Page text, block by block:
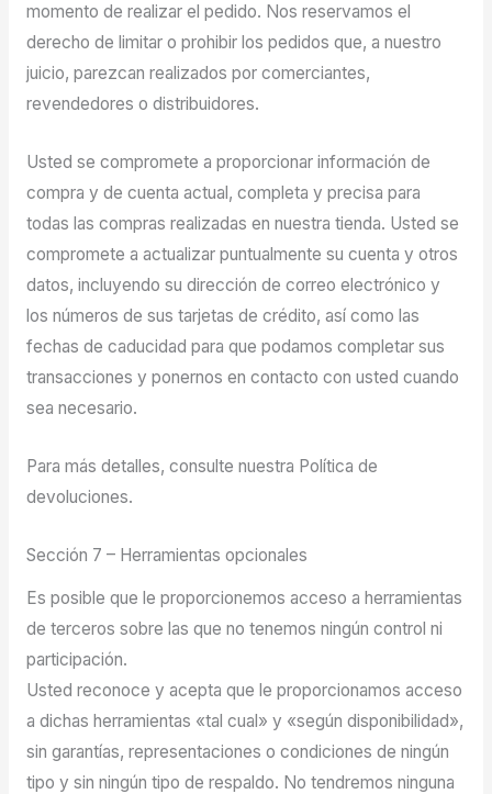
momento de realizar el pedido. Nos reservamos el
derecho de limitar o prohibir los pedidos que, a nuestro
juicio, parezcan realizados por comerciantes,
revendedores o distribuidores.
Usted se compromete a proporcionar información de
compra y de cuenta actual, completa y precisa para
todas las compras realizadas en nuestra tienda. Usted se
compromete a actualizar puntualmente su cuenta y otros
datos, incluyendo su dirección de correo electrónico y
los números de sus tarjetas de crédito, así como las
fechas de caducidad para que podamos completar sus
transacciones y ponernos en contacto con usted cuando
sea necesario.
Para más detalles, consulte nuestra Política de
devoluciones.
Sección 7 – Herramientas opcionales
Es posible que le proporcionemos acceso a herramientas
de terceros sobre las que no tenemos ningún control ni
participación.
Usted reconoce y acepta que le proporcionamos acceso
a dichas herramientas «tal cual» y «según disponibilidad»,
sin garantías, representaciones o condiciones de ningún
tipo y sin ningún tipo de respaldo. No tendremos ninguna